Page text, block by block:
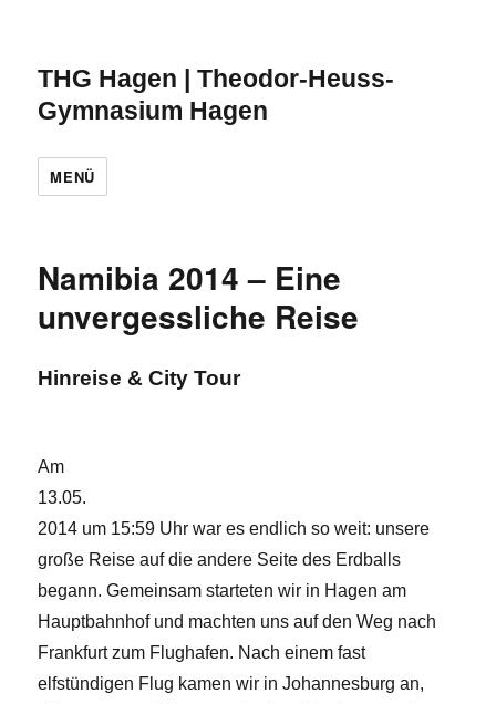
THG Hagen | Theodor-Heuss-
Gymnasium Hagen
MENÜ
Namibia 2014 – Eine
unvergessliche Reise
Hinreise & City Tour
Am
13.05.
2014 um 15:59 Uhr war es endlich so weit: unsere
große Reise auf die andere Seite des Erdballs
begann. Gemeinsam starteten wir in Hagen am
Hauptbahnhof und machten uns auf den Weg nach
Frankfurt zum Flughafen. Nach einem fast
elfstündigen Flug kamen wir in Johannesburg an,